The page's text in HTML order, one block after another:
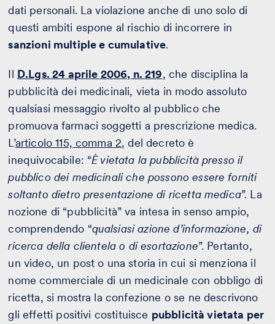
dati personali. La violazione anche di uno solo di
questi ambiti espone al rischio di incorrere in
sanzioni multiple e cumulative.
Il D.Lgs. 24 aprile 2006, n. 219, che disciplina la
pubblicità dei medicinali, vieta in modo assoluto
qualsiasi messaggio rivolto al pubblico che
promuova farmaci soggetti a prescrizione medica.
L’articolo 115, comma 2, del decreto è
inequivocabile: “È vietata la pubblicità presso il
pubblico dei medicinali che possono essere forniti
soltanto dietro presentazione di ricetta medica”. La
nozione di “pubblicità” va intesa in senso ampio,
comprendendo “qualsiasi azione d’informazione, di
ricerca della clientela o di esortazione”. Pertanto,
un video, un post o una storia in cui si menziona il
nome commerciale di un medicinale con obbligo di
ricetta, si mostra la confezione o se ne descrivono
gli effetti positivi costituisce pubblicità vietata per